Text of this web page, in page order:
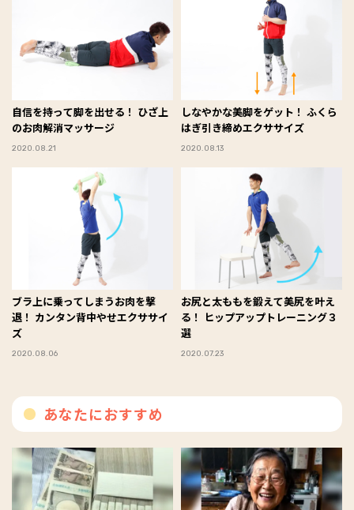
自信を持って脚を出せる！ ひざ上
のお肉解消マッサージ
2020.08.21
しなやかな美脚をゲット！ ふくら
はぎ引き締めエクササイズ
2020.08.13
ブラ上に乗ってしまうお肉を撃
退！ カンタン背中やせエクササイ
ズ
2020.08.06
お尻と太ももを鍛えて美尻を叶え
る！ ヒップアップトレーニング３
選
2020.07.23
あなたにおすすめ